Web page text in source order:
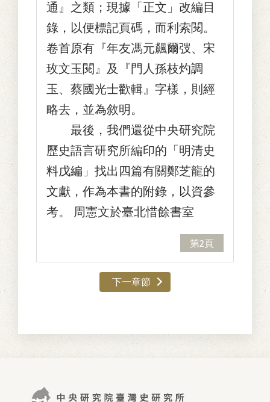
通』之類；現據「正文」改編目
錄，以便標記頁碼，而利索閱。
卷首原有『年友馮元飆爾弢、宋
玫文玉閱』及『門人孫枝灼調
玉、蔡國光士歡輯』字樣，則經
略去，並為敘明。
最後，我們還從中央研究院
歷史語言研究所編印的「明清史
料戊編」找出四篇有關鄭芝龍的
文獻，作為本書的附錄，以資參
考。 周憲文於臺北惜餘書室
第2頁
下一章節